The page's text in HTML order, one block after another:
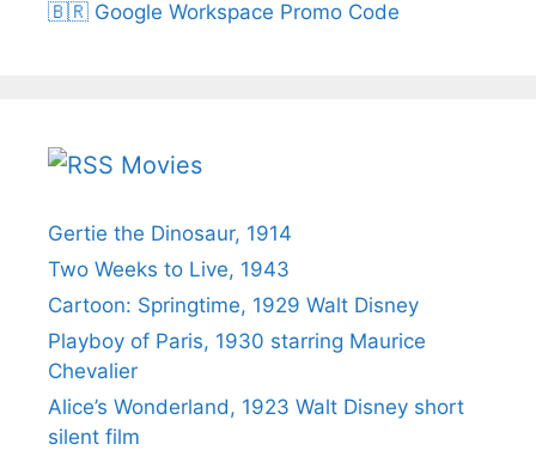
🇧🇷 Google Workspace Promo Code
Movies
Gertie the Dinosaur, 1914
Two Weeks to Live, 1943
Cartoon: Springtime, 1929 Walt Disney
Playboy of Paris, 1930 starring Maurice
Chevalier
Alice’s Wonderland, 1923 Walt Disney short
silent film